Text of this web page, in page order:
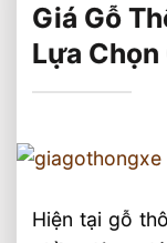
Giá Gỗ
Lựa
Hiện tại gỗ